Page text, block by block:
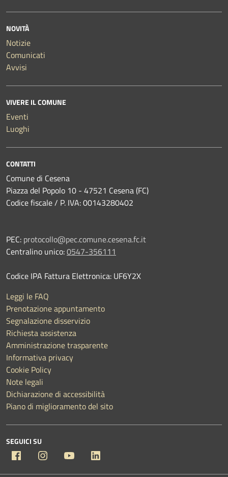
NOVITÀ
Notizie
Comunicati
Avvisi
VIVERE IL COMUNE
Eventi
Luoghi
CONTATTI
Comune di Cesena
Piazza del Popolo 10 - 47521 Cesena (FC)
Codice fiscale / P. IVA: 00143280402
PEC: protocollo@pec.comune.cesena.fc.it
Centralino unico:0547-356111
Codice IPA Fattura Elettronica: UF6Y2X
Leggi le FAQ
Prenotazione appuntamento
Segnalazione disservizio
Richiesta assistenza
Amministrazione trasparente
Informativa privacy
Cookie Policy
Note legali
Dichiarazione di accessibilità
Piano di miglioramento del sito
SEGUICI SU
Facebook Instagram YouTube